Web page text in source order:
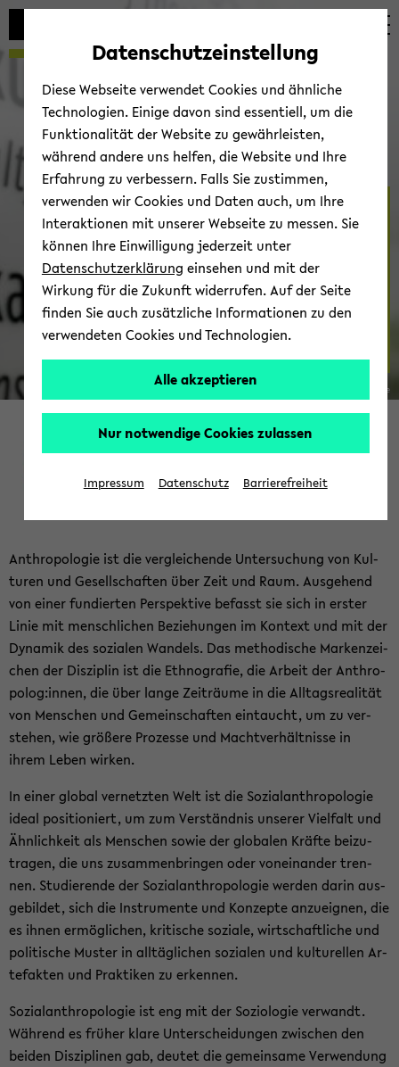
Automatische
vermeiden
zum
wechseln
zum
wechseln
zum
wechseln
For­schung
© Fa­kul­tät für So­zio­lo­gie
An­thro­po­lo­gie ist die ver­glei­chen­de Un­ter­su­chung von Kul­
tu­ren und Ge­sell­schaf­ten über Zeit und Raum. Aus­ge­hend
von einer fun­dier­ten Per­spek­ti­ve be­fasst sie sich in ers­ter
Linie mit mensch­li­chen Be­zie­hun­gen im Kon­text und mit der
Dy­na­mik des so­zia­len Wan­dels. Das me­tho­di­sche Mar­ken­zei­
chen der Dis­zi­plin ist die Eth­no­gra­fie, die Ar­beit der An­thro­
po­log:innen, die über lange Zeit­räu­me in die All­tags­rea­li­tät
von Men­schen und Ge­mein­schaf­ten ein­taucht, um zu ver­
ste­hen, wie grö­ße­re Pro­zes­se und Macht­ver­hält­nis­se in
ihrem Leben wir­ken.
In einer glo­bal ver­netz­ten Welt ist die So­zi­al­an­thro­po­lo­gie
ideal po­si­tio­niert, um zum Ver­ständ­nis un­se­rer Viel­falt und
Ähn­lich­keit als Men­schen sowie der glo­ba­len Kräf­te bei­zu­
tra­gen, die uns zu­sam­men­brin­gen oder von­ein­an­der tren­
nen. Stu­die­ren­de der So­zi­al­an­thro­po­lo­gie wer­den darin aus­
ge­bil­det, sich die In­stru­men­te und Kon­zep­te an­zu­eig­nen, die
es ihnen er­mög­li­chen, kri­ti­sche so­zia­le, wirt­schaft­li­che und
po­li­ti­sche Mus­ter in all­täg­li­chen so­zia­len und kul­tu­rel­len Ar­
te­fak­ten und Prak­ti­ken zu er­ken­nen.
So­zi­al­an­thro­po­lo­gie ist eng mit der So­zio­lo­gie ver­wandt.
Wäh­rend es frü­her klare Un­ter­schei­dun­gen zwi­schen den
bei­den Dis­zi­pli­nen gab, deu­tet die ge­mein­sa­me Ver­wen­dung
Datenschutzeinstellung
Diese Webseite verwendet Cookies und ähnliche
Technologien. Einige davon sind essentiell, um die
Funktionalität der Website zu gewährleisten,
während andere uns helfen, die Website und Ihre
Erfahrung zu verbessern. Falls Sie zustimmen,
verwenden wir Cookies und Daten auch, um Ihre
Interaktionen mit unserer Webseite zu messen. Sie
können Ihre Einwilligung jederzeit unter
Datenschutzerklärung einsehen und mit der
Wirkung für die Zukunft widerrufen. Auf der Seite
finden Sie auch zusätzliche Informationen zu den
verwendeten Cookies und Technologien.
Alle akzeptieren
Nur notwendige Cookies zulassen
Impressum Datenschutz Barrierefreiheit